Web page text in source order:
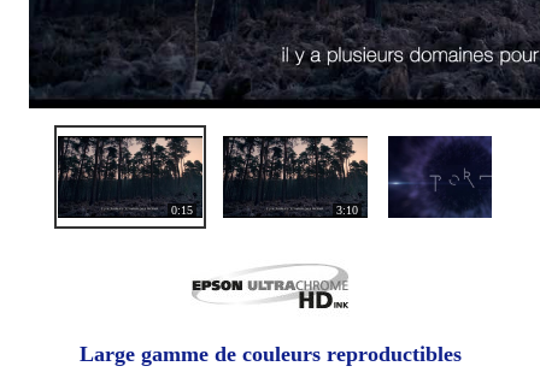
0:15 3:10
Large gamme de couleurs reproductibles